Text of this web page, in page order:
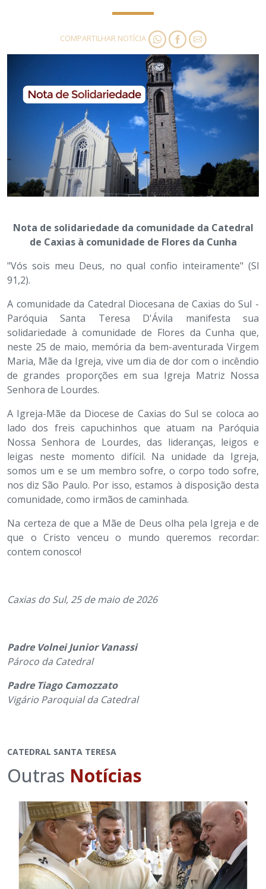
COMPARTILHAR NOTÍCIA
Nota de solidariedade da comunidade da Catedral
de Caxias à comunidade de Flores da Cunha
"Vós sois meu Deus, no qual confio inteiramente" (Sl
91,2).
A comunidade da Catedral Diocesana de Caxias do Sul -
Paróquia Santa Teresa D'Ávila manifesta sua
solidariedade à comunidade de Flores da Cunha que,
neste 25 de maio, memória da bem-aventurada Virgem
Maria, Mãe da Igreja, vive um dia de dor com o incêndio
de grandes proporções em sua Igreja Matriz Nossa
Senhora de Lourdes.
A Igreja-Mãe da Diocese de Caxias do Sul se coloca ao
lado dos freis capuchinhos que atuam na Paróquia
Nossa Senhora de Lourdes, das lideranças, leigos e
leigas neste momento difícil. Na unidade da Igreja,
somos um e se um membro sofre, o corpo todo sofre,
nos diz São Paulo. Por isso, estamos à disposição desta
comunidade, como irmãos de caminhada.
Na certeza de que a Mãe de Deus olha pela Igreja e de
que o Cristo venceu o mundo queremos recordar:
contem conosco!
Caxias do Sul, 25 de maio de 2026
Padre Volnei Junior Vanassi
Pároco da Catedral
Padre Tiago Camozzato
Vigário Paroquial da Catedral
CATEDRAL SANTA TERESA
Outras Notícias